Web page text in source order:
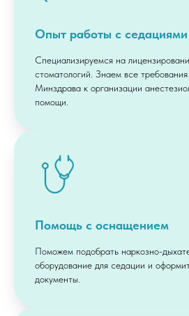
Опыт работы с седациями
Специализируемся на
стоматологий. Знаем все
Минздрава к организации
помощи.
Помощь с оснащением
Поможем подобрать наркозно-
оборудование для седации и
документы.